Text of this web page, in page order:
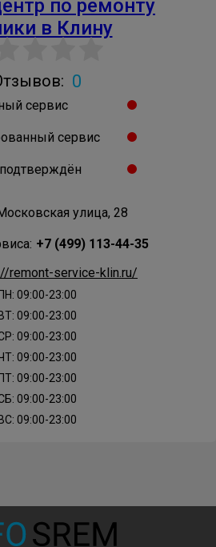
по ремонту
в Клину
0
сервис
сервис
улица, 28
+7 (499) 113-44-35
remont-service-klin.ru/
ПН: 09:00-23:00
ВТ: 09:00-23:00
09:00-23:00
09:00-23:00
ПТ: 09:00-23:00
09:00-23:00
ВС: 09:00-23:00